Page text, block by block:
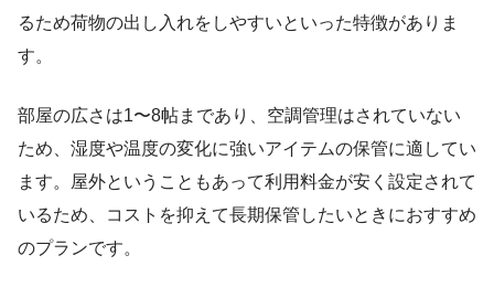
るため荷物の出し入れをしやすいといった特徴がありま
す。
部屋の広さは1〜8帖まであり、空調管理はされていない
ため、湿度や温度の変化に強いアイテムの保管に適してい
ます。屋外ということもあって利用料金が安く設定されて
いるため、コストを抑えて長期保管したいときにおすすめ
のプランです。